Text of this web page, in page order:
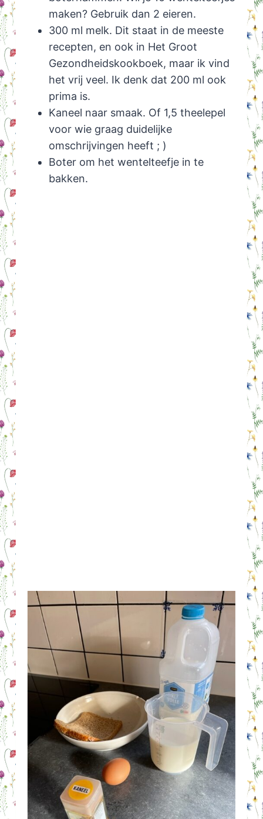
maken? Gebruik dan 2 eieren.
300 ml melk. Dit staat in de meeste
recepten, en ook in Het Groot
Gezondheidskookboek, maar ik vind
het vrij veel. Ik denk dat 200 ml ook
prima is.
Kaneel naar smaak. Of 1,5 theelepel
voor wie graag duidelijke
omschrijvingen heeft ; )
Boter om het wentelteefje in te
bakken.